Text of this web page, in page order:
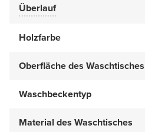
Überlauf
Holzfarbe
Oberfläche des Waschtisches
Waschbeckentyp
Material des Waschtisches